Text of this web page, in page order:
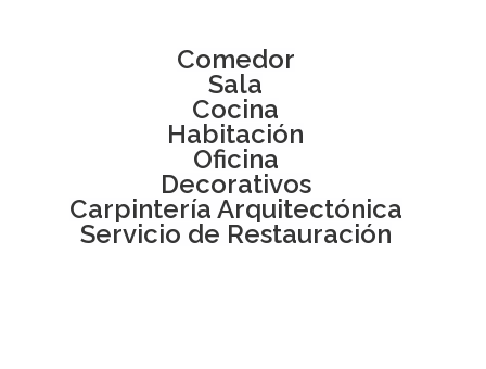
Comedor
Sala
Cocina
Habitación
Oficina
Decorativos
Carpintería Arquitectónica
Servicio de Restauración